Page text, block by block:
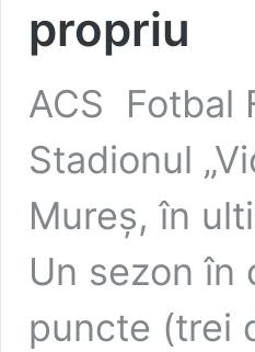
propriu
ACS Fotbal
Stadionul
Mureș, în
Un sezon în
puncte (trei